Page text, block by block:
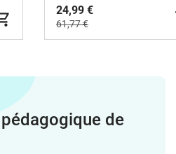
24,99 €
61,77 €
de